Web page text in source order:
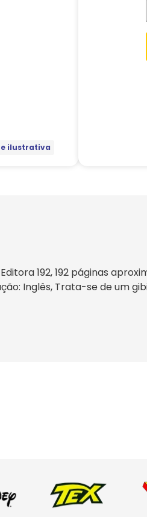
ilustrativa
192, 192 páginas
Inglês, Trata-se de um